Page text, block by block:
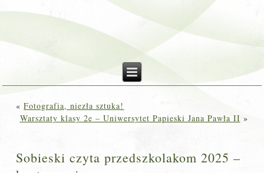
«Fotografia, niezła sztuka!
Warsztaty klasy 2e – Uniwersytet Papieski Jana Pawła II »
Sobieski czyta przedszkolakom 2025 –